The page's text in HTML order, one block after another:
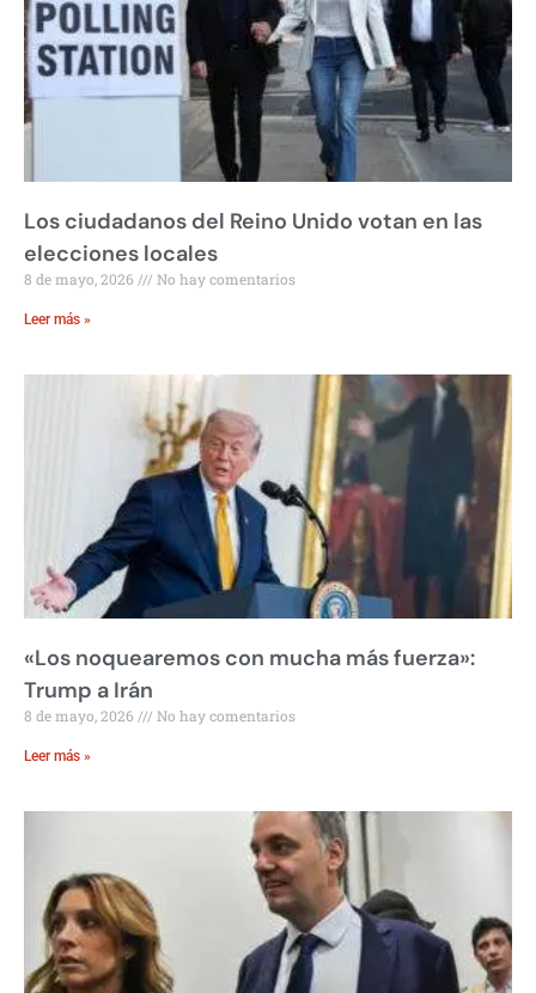
Los ciudadanos del Reino Unido votan en las
elecciones locales
8 de mayo, 2026 No hay comentarios
Leer más »
«Los noquearemos con mucha más fuerza»:
Trump a Irán
8 de mayo, 2026 No hay comentarios
Leer más »